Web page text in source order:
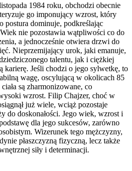
1984 roku, obchodzi obecnie
go imponujący wzrost, który
postura dominuje, podkreślając
nie pozostawia wątpliwości co do
a jednocześnie otwiera drzwi do
Nieprzemijający urok, jaki emanuje,
talentu, jak i ciężkiej
karierę. Jeśli chodzi o jego sylwetkę, to
wagę, oscylującą w okolicach 85
są zharmonizowane, co
wzrost. Filip Chajzer, choć w
już wiele, wciąż pozostaje
do doskonałości. Jego wiek, wzrost i
dla jego sukcesów, zarówno
Wizerunek tego mężczyzny,
płaszczyzną fizyczną, lecz także
siły i determinacji.